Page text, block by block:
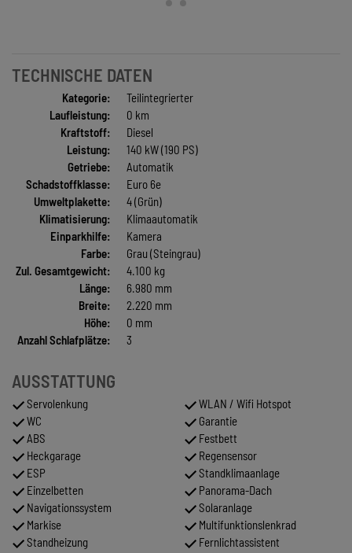
TECHNISCHE DATEN
Kategorie:
Teilintegrierter
Laufleistung:
0 km
Kraftstoff:
Diesel
Leistung:
140 kW (190 PS)
Getriebe:
Automatik
Schadstoffklasse:
Euro 6e
Umweltplakette:
4 (Grün)
Klimatisierung:
Klimaautomatik
Einparkhilfe:
Kamera
Farbe:
Grau (Steingrau)
Zul. Gesamtgewicht:
4.100 kg
Länge:
6.980 mm
Breite:
2.220 mm
Höhe:
0 mm
Anzahl Schlafplätze:
3
AUSSTATTUNG
Servolenkung
WC
ABS
Heckgarage
ESP
Einzelbetten
Navigationssystem
Markise
Standheizung
WLAN / Wifi Hotspot
Garantie
Festbett
Regensensor
Standklimaanlage
Panorama-Dach
Solaranlage
Multifunktionslenkrad
Fernlichtassistent